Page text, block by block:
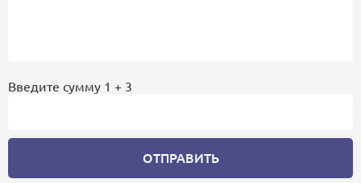
Введите сумму 1 + 3
ОТПРАВИТЬ